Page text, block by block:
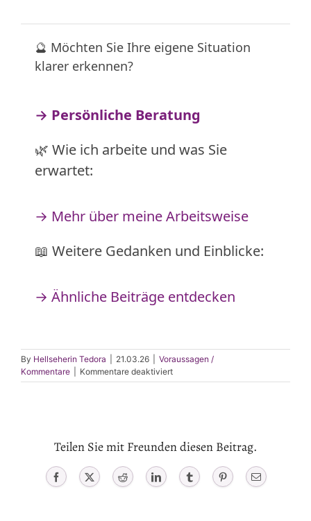
🔮 Möchten Sie Ihre eigene Situation
klarer erkennen?
→ Persönliche Beratung
🌿 Wie ich arbeite und was Sie
erwartet:
→ Mehr über meine Arbeitsweise
📖 Weitere Gedanken und Einblicke:
→ Ähnliche Beiträge entdecken
By Hellseherin Tedora 21.03.26
Voraussagen /
Kommentare
Kommentare deaktiviertfür
Iran-
Pyrrhussieg-
Teilen Sie mit Freunden diesen Beitrag.
Facebook X Reddit LinkedIn Tumblr PinterestEmail